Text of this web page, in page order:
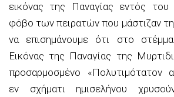
εικόνας της Παναγίας εντός
φόβο των πειρατών που μάστιζαν
να επισημάνουμε ότι στο
Εικόνας της Παναγίας της
προσαρμοσμένο «Πολυτιμότατον
εν σχήματι ημισελήνου